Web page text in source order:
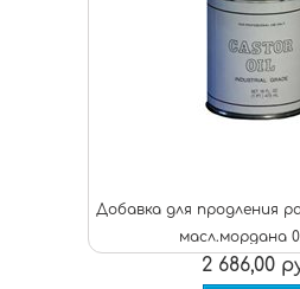
Добавка для продления
масл.мордана
2 686,00